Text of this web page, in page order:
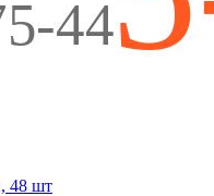
48 шт